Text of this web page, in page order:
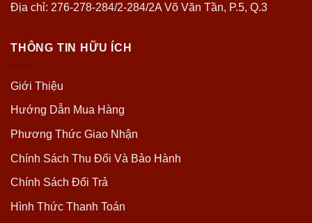
Địa chỉ: 276-278-284/2-284/2A Võ Văn Tần, P.5, Q.3
THÔNG TIN HỮU ÍCH
Giới Thiệu
Hướng Dẫn Mua Hàng
Phương Thức Giao Nhận
Chính Sách Thu Đổi Và Bảo Hành
Chính Sách Đổi Trả
Hình Thức Thanh Toán